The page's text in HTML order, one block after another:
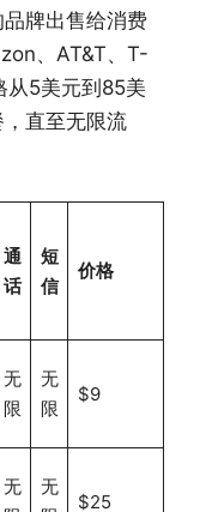
牌出售给消费
、AT&T、T-
从5美元到85美
直至无限流
通
话
短
信
价格
无
限
无
限
$9
无
无
$25